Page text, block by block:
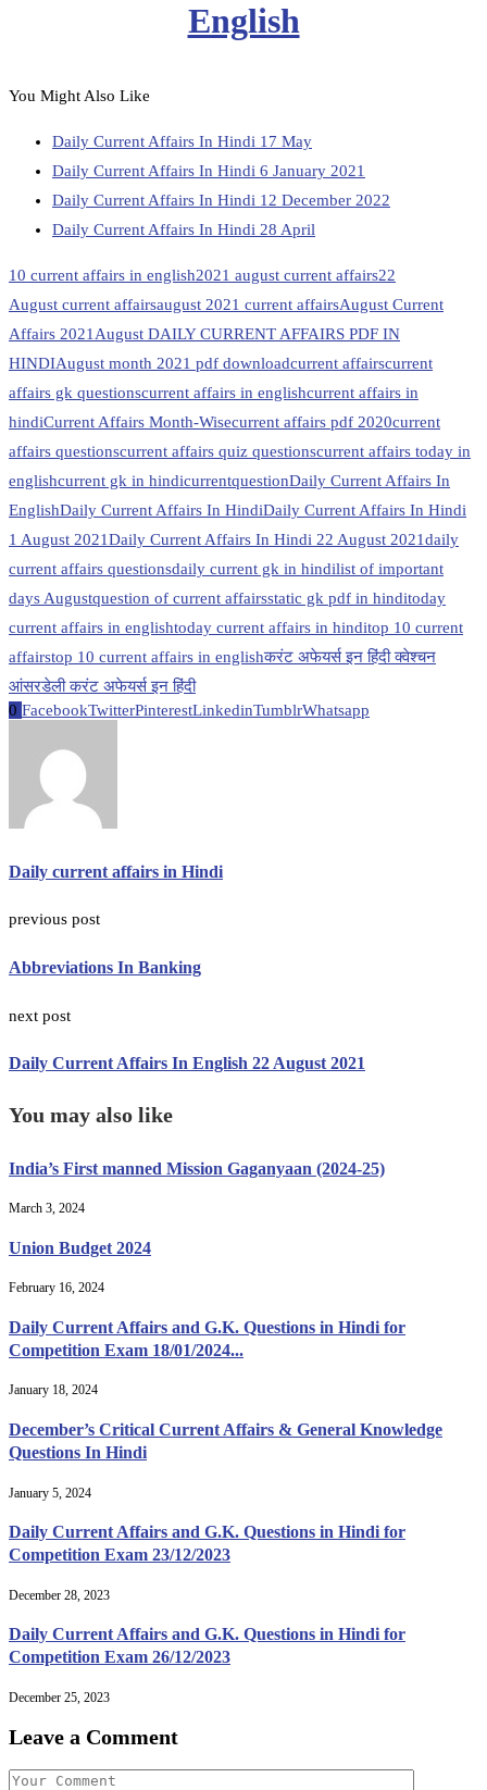
English
You Might Also Like
Daily Current Affairs In Hindi 17 May
Daily Current Affairs In Hindi 6 January 2021
Daily Current Affairs In Hindi 12 December 2022
Daily Current Affairs In Hindi 28 April
10 current affairs in english2021 august current affairs22
August current affairsaugust 2021 current affairsAugust Current
Affairs 2021 August DAILY CURRENT AFFAIRS PDF IN
HINDIAugust month 2021 pdf downloadcurrent affairscurrent
affairs gk questionscurrent affairs in englishcurrent affairs in
hindiCurrent Affairs Month-Wisecurrent affairs pdf 2020current
affairs questionscurrent affairs quiz questionscurrent affairs today in
englishcurrent gk in hindicurrentquestionDaily Current Affairs In
EnglishDaily Current Affairs In HindiDaily Current Affairs In Hindi
1 August 2021Daily Current Affairs In Hindi 22 August 2021daily
current affairs questionsdaily current gk in hindilist of important
days Augustquestion of current affairsstatic gk pdf in hinditoday
current affairs in englishtoday current affairs in hinditop 10 current
affairstop 10 current affairs in englishकरंट अफेयर्स इन हिंदी क्वेश्चन
आंसरडेली करंट अफेयर्स इन हिंदी
0 FacebookTwitterPinterestLinkedinTumblrWhatsapp
Daily current affairs in Hindi
previous post
Abbreviations In Banking
next post
Daily Current Affairs In English 22 August 2021
You may also like
India’s First manned Mission Gaganyaan (2024-25)
March 3, 2024
Union Budget 2024
February 16, 2024
Daily Current Affairs and G.K. Questions in Hindi for
Competition Exam 18/01/2024...
January 18, 2024
December’s Critical Current Affairs & General Knowledge
Questions In Hindi
January 5, 2024
Daily Current Affairs and G.K. Questions in Hindi for
Competition Exam 23/12/2023
December 28, 2023
Daily Current Affairs and G.K. Questions in Hindi for
Competition Exam 26/12/2023
December 25, 2023
Leave a Comment